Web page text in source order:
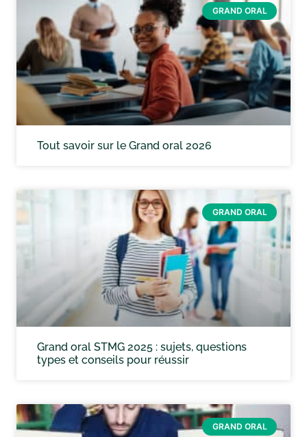
GRAND ORAL
Tout savoir sur le Grand oral 2026
GRAND ORAL
Grand oral STMG 2025 : sujets, questions
types et conseils pour réussir
GRAND ORAL